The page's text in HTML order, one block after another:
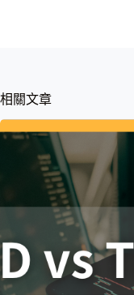
相關文章